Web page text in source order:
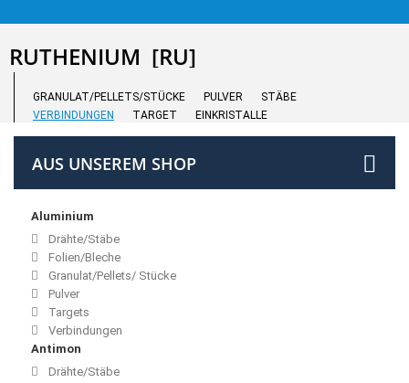
RUTHENIUM [RU]
GRANULAT/PELLETS/STÜCKE PULVER
STÄBE
VERBINDUNGEN
TARGET EINKRISTALLE
AUS UNSEREM SHOP
Aluminium
Drähte/Stäbe
Folien/Bleche
Granulat/Pellets/ Stücke
Pulver
Targets
Verbindungen
Antimon
Drähte/Stäbe